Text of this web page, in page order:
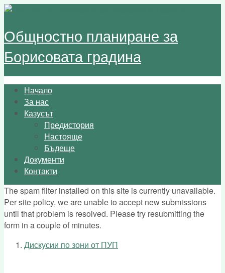
Skip to main content
Общностно планиране за
Борисовата градина
Main menu
Начало
За нас
Казусът
Предистория
Настояще
Бъдеще
Документи
Контакти
Error message
The spam filter installed on this site is currently unavailable.
Per site policy, we are unable to accept new submissions
until that problem is resolved. Please try resubmitting the
form in a couple of minutes.
Дискусии по зони от ПУП